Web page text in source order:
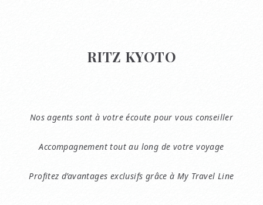
RITZ KYOTO
Nos agents sont à votre écoute pour vous conseiller
Accompagnement tout au long de votre voyage
Profitez d’avantages exclusifs grâce à My Travel Line